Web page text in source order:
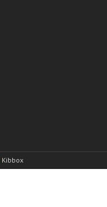
Kibbox